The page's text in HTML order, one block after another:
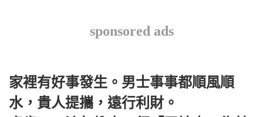
sponsored ads
家裡有好事發生。男士事事都順風順
水，貴人提攜，遠行利財。